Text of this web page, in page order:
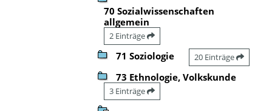
70 Sozialwissenschaften
allgemein
2 Einträge
71 Soziologie 20 Einträge
73 Ethnologie, Volkskunde
3 Einträge